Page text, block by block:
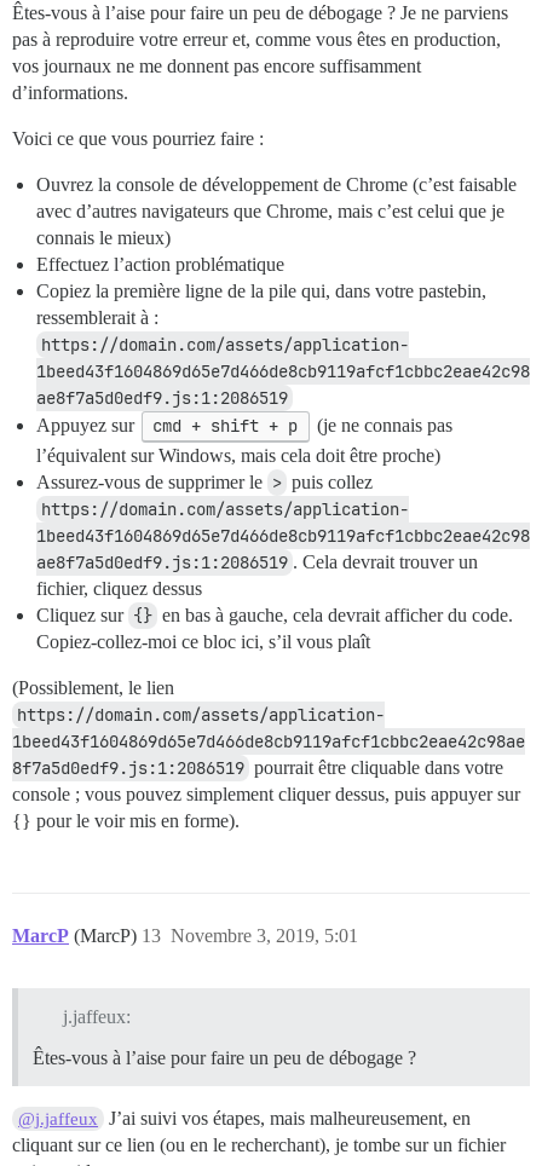
Êtes-vous à l’aise pour faire un peu de débogage ? Je ne parviens
pas à reproduire votre erreur et, comme vous êtes en production,
vos journaux ne me donnent pas encore suffisamment
d’informations.
Voici ce que vous pourriez faire :
Ouvrez la console de développement de Chrome (c’est faisable
avec d’autres navigateurs que Chrome, mais c’est celui que je
connais le mieux)
Effectuez l’action problématique
Copiez la première ligne de la pile qui, dans votre pastebin,
ressemblerait à :
https://domain.com/assets/application-
1beed43f1604869d65e7d466de8cb9119afcf1cbbc2eae42c98
ae8f7a5d0edf9.js:1:2086519
Appuyez sur cmd + shift + p
(je ne connais pas
l’équivalent sur Windows, mais cela doit être proche)
Assurez-vous de supprimer le > puis collez
https://domain.com/assets/application-
1beed43f1604869d65e7d466de8cb9119afcf1cbbc2eae42c98
ae8f7a5d0edf9.js:1:2086519 . Cela devrait trouver un
fichier, cliquez dessus
Cliquez sur {} en bas à gauche, cela devrait afficher du code.
Copiez-collez-moi ce bloc ici, s’il vous plaît
(Possiblement, le lien
https://domain.com/assets/application-
1beed43f1604869d65e7d466de8cb9119afcf1cbbc2eae42c98ae
8f7a5d0edf9.js:1:2086519 pourrait être cliquable dans votre
console ; vous pouvez simplement cliquer dessus, puis appuyer sur
{} pour le voir mis en forme).
MarcP (MarcP) Novembre 3, 2019, 5:01
13
j.jaffeux:
Êtes-vous à l’aise pour faire un peu de débogage ?
@j.jaffeux
J’ai suivi vos étapes, mais malheureusement, en
cliquant sur ce lien (ou en le recherchant), je tombe sur un fichier